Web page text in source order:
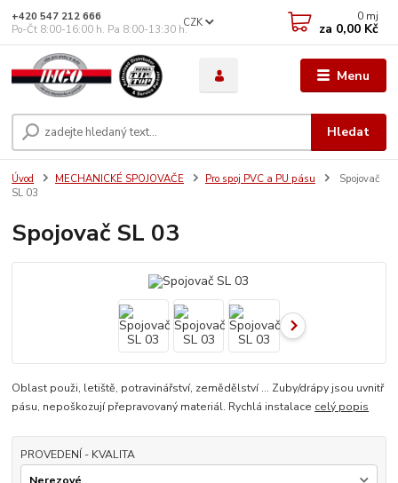
Menu
CZK
Hledat
+420 547 212 666
Po-Čt 8:00-16:00 h. Pa 8:00-13:30 h.
0 mj
za 0,00 Kč
Úvod MECHANICKÉ SPOJOVAČE Pro spoj PVC a PU pásu
Spojovač
SL 03
Spojovač SL 03
Oblast použi, letiště, potravinářství, zemědělství ... Zuby/drápy jsou uvnitř
pásu, nepoškozují přepravovaný materiál. Rychlá instalace celý popis
PROVEDENÍ - KVALITA